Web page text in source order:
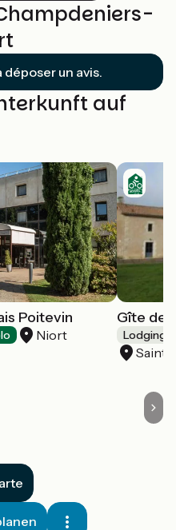
déposer un avis.
auf
Poitevin
Niort
Gîte de
Lodgings
Saint-